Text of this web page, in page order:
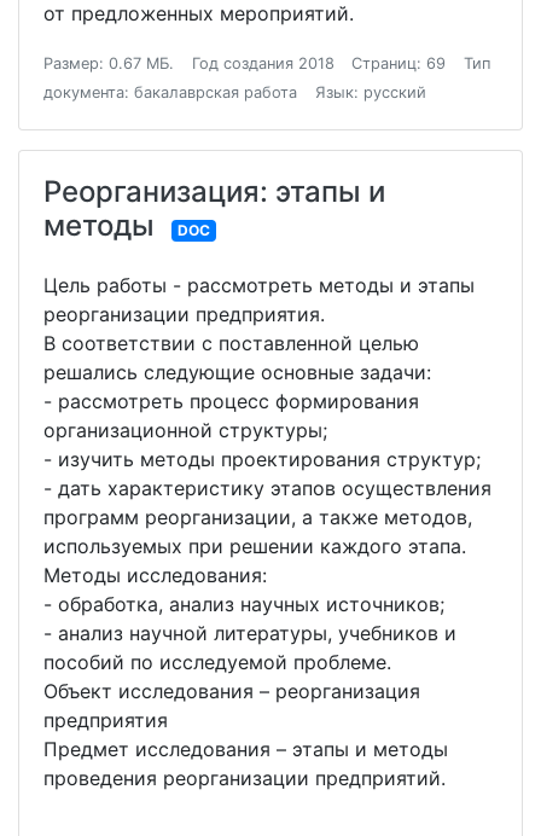
от предложенных мероприятий.
Размер: 0.67 МБ. Год создания 2018 Страниц: 69
Тип
документа: бакалаврская работа
Язык: русский
Реорганизация: этапы и
методы
DOC
Цель работы - рассмотреть методы и этапы
реорганизации предприятия.
В соответствии с поставленной целью
решались следующие основные задачи:
- рассмотреть процесс формирования
организационной структуры;
- изучить методы проектирования структур;
- дать характеристику этапов осуществления
программ реорганизации, а также методов,
используемых при решении каждого этапа.
Методы исследования:
- обработка, анализ научных источников;
- анализ научной литературы, учебников и
пособий по исследуемой проблеме.
Объект исследования – реорганизация
предприятия
Предмет исследования – этапы и методы
проведения реорганизации предприятий.